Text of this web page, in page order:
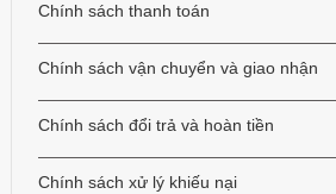
Chính sách thanh toán
Chính sách vận chuyển và giao nhận
Chính sách đổi trả và hoàn tiền
Chính sách xử lý khiếu nại